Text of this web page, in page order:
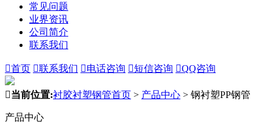
常见问题
业界资讯
公司简介
联系我们
首页 联系我们 电话咨询 短信咨询 QQ咨询
当前位置:衬胶衬塑钢管首页 > 产品中心 > 钢衬塑PP钢管
产品中心